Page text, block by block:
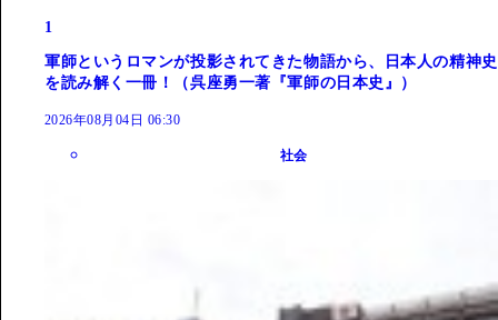
1
軍師というロマンが投影されてきた物語から、日本人の精神史
を読み解く一冊！（呉座勇一著『軍師の日本史』）
2026年08月04日 06:30
社会